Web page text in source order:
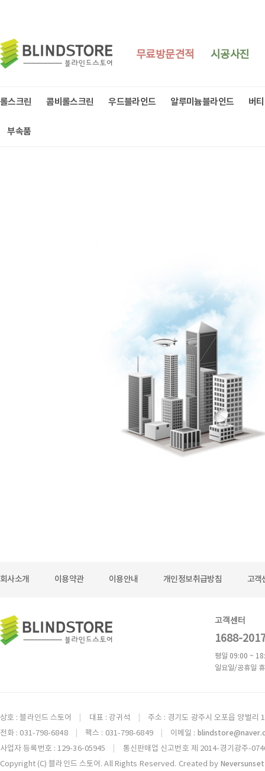
무료방문견적 시공사진
롤스크린 콤비롤스크린 우드블라인드 알루미늄블라인드 버
부속품
회사소개 이용약관 이용안내 개인정보취급방침 고객
고객센터
1688-
평일 09:00 ~
일요일/공휴일
상호 : 블라인드 스토어 대표 : 강귀석
주소 : 경기도 광주시 오포읍 양벌리
전화 : 031-798-6848
팩스 : 031-798-6849 이메일 :
사업자 등록번호 : 129-36-05945
통신판매업 신고번호 제 2014-경기광주-
Copyright (C) 블라인드 스토어. All Rights Reserved. Created by